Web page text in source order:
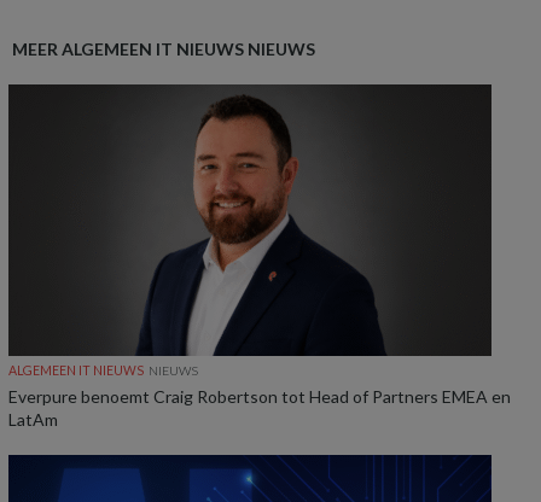
MEER ALGEMEEN IT NIEUWS NIEUWS
ALGEMEEN IT NIEUWS NIEUWS
Everpure benoemt Craig Robertson tot Head of Partners EMEA en
LatAm